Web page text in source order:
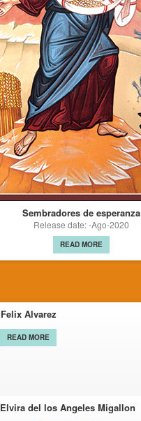
Sembradores de esperanza
Release date: -Ago-2020
READ MORE
Felix Alvarez
READ MORE
Elvira del los Angeles Migallon